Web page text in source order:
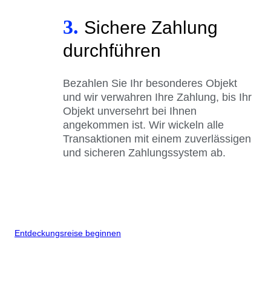
3. Sichere Zahlung
durchführen
Bezahlen Sie Ihr besonderes Objekt
und wir verwahren Ihre Zahlung, bis Ihr
Objekt unversehrt bei Ihnen
angekommen ist. Wir wickeln alle
Transaktionen mit einem zuverlässigen
und sicheren Zahlungssystem ab.
Entdeckungsreise beginnen